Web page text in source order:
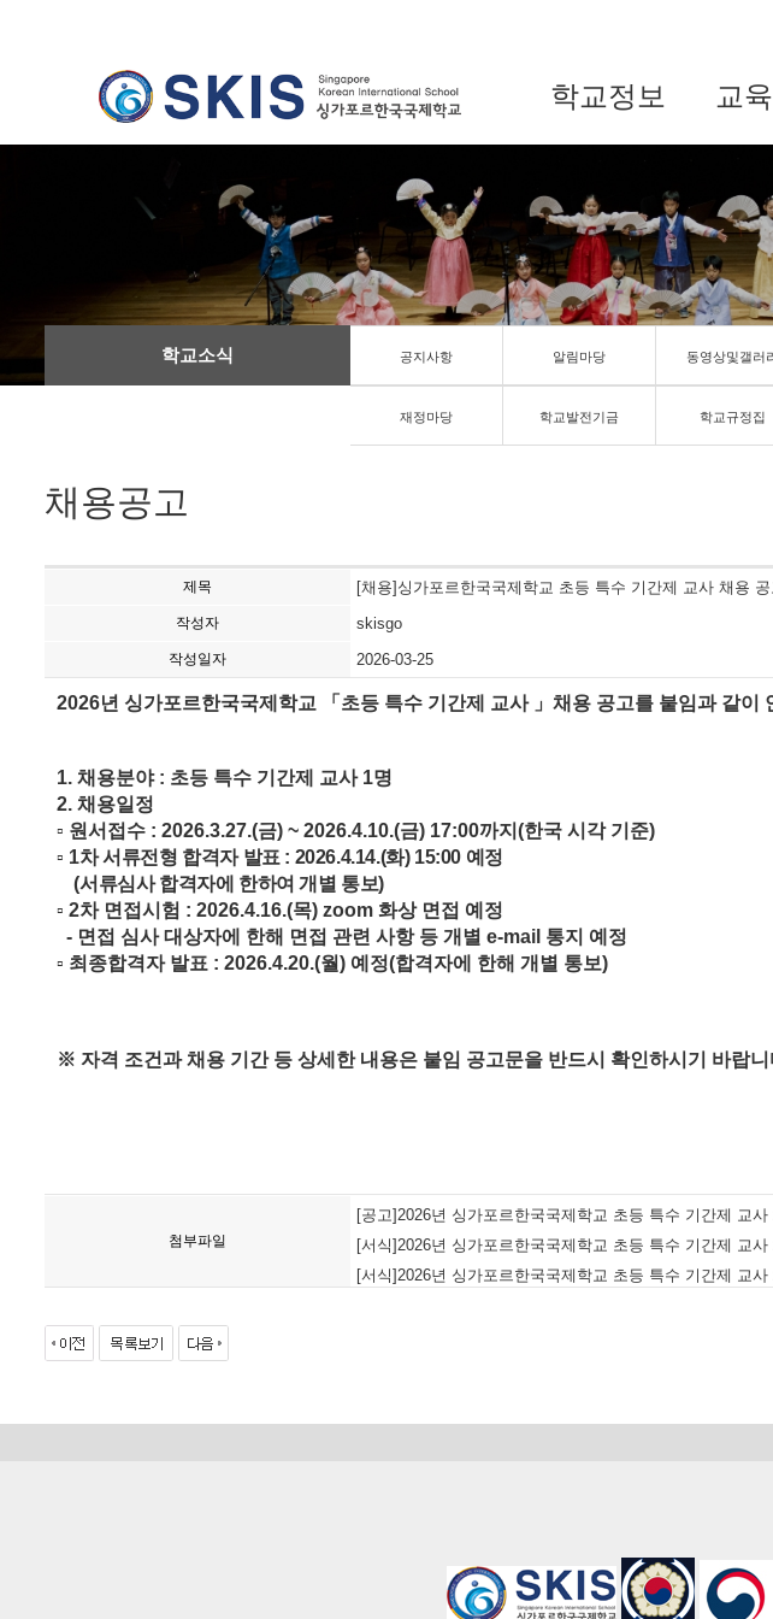
학교정보 교
학교소식 공지사항 알림마당 동영상및갤러
재정마당 학교발전기금 학교규정집
채용공고
제목 [채용]싱가포르한국국제학교 초등 특수 기간제 교사 채용 공
작성자 skisgo
작성일자 2026-03-25
2026년 싱가포르한국국제학교 「 초등 특수 기간제 교사 」 채용 공고를 붙임과 같이
1. 채용분야 : 초등 특수 기간제 교사 1명
2. 채용일정
▫ 원서접수 : 2026.3.27.(금) ~ 2026.4.10.(금) 17:00까지 (한국 시각 기준)
▫ 1차 서류전형 합격자 발표 : 2026.4.14.(화) 15:00 예정
(서류심사 합격자에 한하여 개별 통보)
▫ 2차 면접시험 : 2026.4.16.(목) zoom 화상 면접 예정
- 면접 심사 대상자에 한해 면접 관련 사항 등 개별 e-mail 통지 예정
▫ 최종합격자 발표 : 2026.4.20.(월) 예정(합격자에 한해 개별 통보)
※ 자격 조건과 채용 기간 등 상세한 내용은 붙임 공고문을 반드시 확인하시기 바랍니
첨부파일
[공고]2026년 싱가포르한국국제학교 초등 특수 기간제 교
[서식]2026년 싱가포르한국국제학교 초등 특수 기간제 교
[서식]2026년 싱가포르한국국제학교 초등 특수 기간제 교